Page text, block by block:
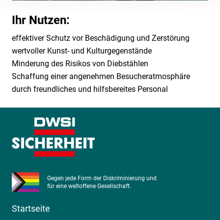
Ihr Nutzen:
effektiver Schutz vor Beschädigung und Zerstörung
wertvoller Kunst- und Kulturgegenstände
Minderung des Risikos von Diebstählen
Schaffung einer angenehmen Besucheratmosphäre
durch freundliches und hilfsbereites Personal
Gegen jede Form der Diskriminierung und
für eine weltoffene Gesellschaft.
Startseite